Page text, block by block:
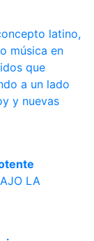
latino,
música en
que
a un lado
y nuevas
LA